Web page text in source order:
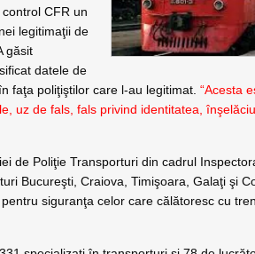
CFR un
legitimaţii de
găsit
datele de
faţa poliţiştilor care l-au legitimat.“Acesta
uz de fals, fals privind identitatea,
de Poliţie Transporturi din cadrul
Bucureşti, Craiova, Timişoara, Galaţi şi
siguranţa celor care călătoresc cu